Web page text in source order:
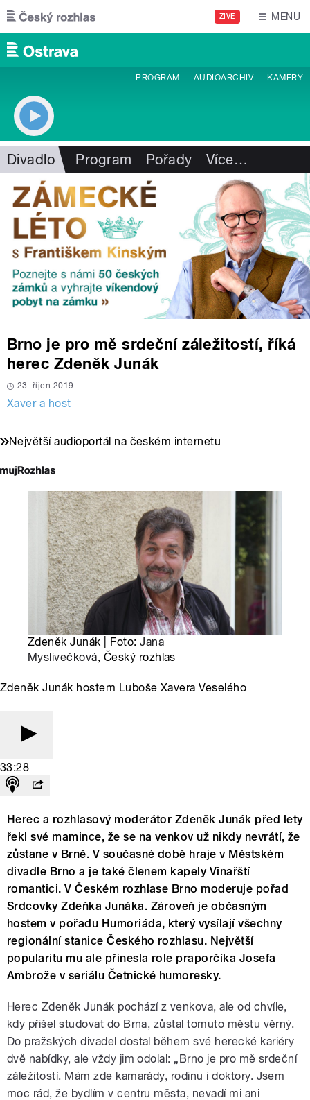
Přejít k hlavnímu obsahu
ŽIVĚ MENU
PROGRAM AUDIOARCHIV KAMERY
Divadlo Program Pořady Více…
Brno je pro mě srdeční záležitostí, říká
herec Zdeněk Junák
23. říjen 2019
Xaver a host
Největší audioportál na českém internetu
Zdeněk Junák | Foto:Jana
Myslivečková, Český rozhlas
Zdeněk Junák hostem Luboše Xavera Veselého
33:28
Herec a rozhlasový moderátor Zdeněk Junák před lety
řekl své mamince, že se na venkov už nikdy nevrátí, že
zůstane v Brně. V současné době hraje v Městském
divadle Brno a je také členem kapely Vinařští
romantici. V Českém rozhlase Brno moderuje pořad
Srdcovky Zdeňka Junáka. Zároveň je občasným
hostem v pořadu Humoriáda, který vysílají všechny
regionální stanice Českého rozhlasu. Největší
popularitu mu ale přinesla role praporčíka Josefa
Ambrože v seriálu Četnické humoresky.
Herec Zdeněk Junák pochází z venkova, ale od chvíle,
kdy přišel studovat do Brna, zůstal tomuto městu věrný.
Do pražských divadel dostal během své herecké kariéry
dvě nabídky, ale vždy jim odolal: „Brno je pro mě srdeční
záležitostí. Mám zde kamarády, rodinu i doktory. Jsem
moc rád, že bydlím v centru města, nevadí mi ani